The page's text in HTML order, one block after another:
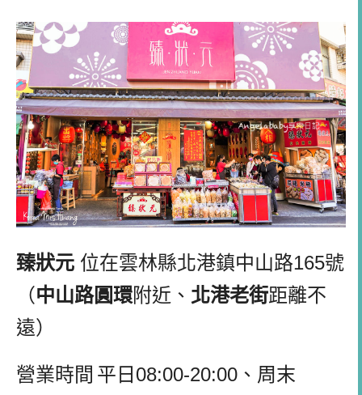
臻狀元 位在雲林縣北港鎮中山路165號
（中山路圓環附近、 北港老街距離不
遠）
營業時間 平日 08:00-20:00 、周末